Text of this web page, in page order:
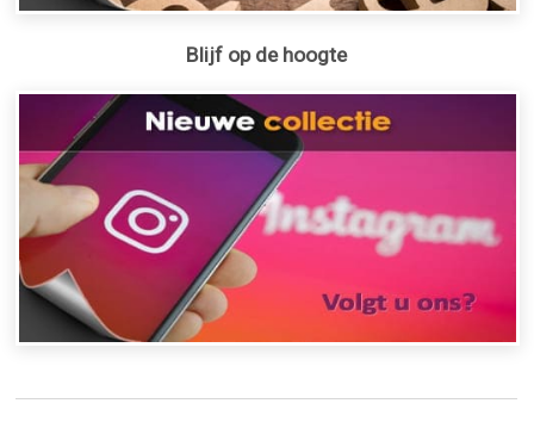
Blijf op de hoogte